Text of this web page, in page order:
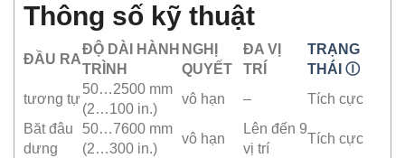
Thông số kỹ thuật
ĐẦU RA
ĐỘ DÀI HÀNH
TRÌNH
NGHỊ
QUYẾT
ĐA VỊ
TRÍ
TRẠNG
THÁI Ⓘ
tương tự
50…2500 mm
(2…100 in.)
vô hạn –
Tích cực
Băt đâu
dưng
50…7600 mm
(2…300 in.)
vô hạn
Lên đến 9
vị trí
Tích cực